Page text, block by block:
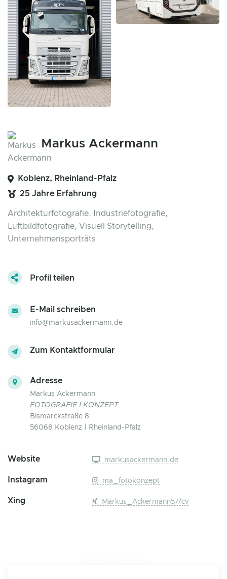
Markus Ackermann
Koblenz, Rheinland-Pfalz
25 Jahre Erfahrung
Architekturfotografie, Industriefotografie,
Luftbildfotografie, Visuell Storytelling,
Unternehmensporträts
Profil teilen
E-Mail schreiben
info@markusackermann.de
Zum Kontaktformular
Adresse
Markus Ackermann
FOTOGRAFIE I KONZEPT
Bismarckstraße 8
56068 Koblenz | Rheinland-Pfalz
Website markusackermann.de
Instagram ma_fotokonzept
Xing Markus_Ackermann57/cv